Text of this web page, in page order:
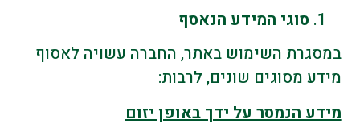
סוגי המידע הנאסף
במסגרת השימוש באתר, החברה עשויה לאסוף
מידע מסוגים שונים, לרבות:
מידע הנמסר על ידך באופן יזום